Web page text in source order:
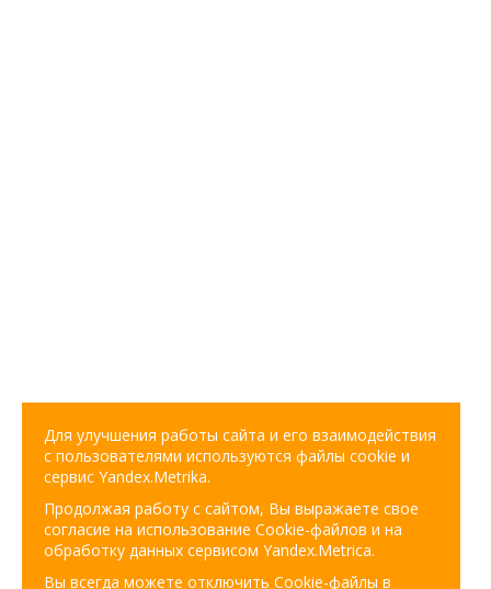
Для улучшения работы сайта и его взаимодействия
с пользователями используются файлы cookie и
сервис Yandex.Metrika.
Продолжая работу с сайтом, Вы выражаете свое
согласие на использование Cookie-файлов и на
обработку данных сервисом Yandex.Metrica.
Вы всегда можете отключить Cookie-файлы в